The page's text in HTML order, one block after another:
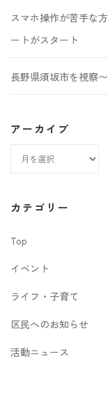
スマホ操作が苦手な
ートがスタート
長野県須坂市を視察
アーカイブ
カ
ブ
カテゴリー
Top
イベント
ライフ・子育て
区民へのお知らせ
活動ニュース